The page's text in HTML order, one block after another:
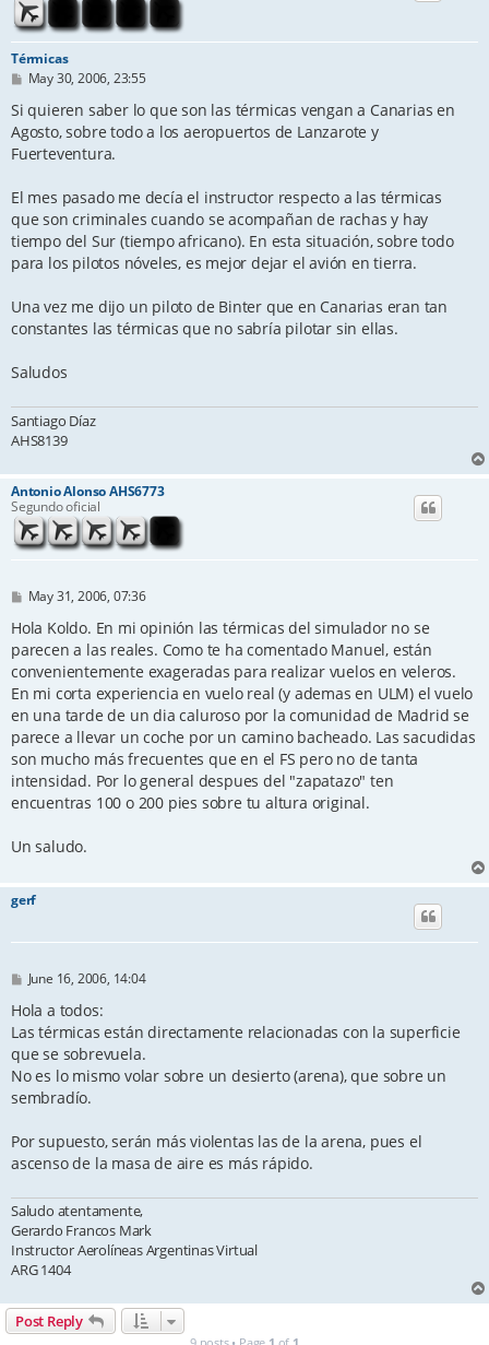
Térmicas
P
s
May 30, 2006, 23:55
Si quieren saber lo que son las térmicas vengan a Canarias en
Agosto, sobre todo a los aeropuertos de Lanzarote y
Fuerteventura.
El mes pasado me decía el instructor respecto a las térmicas
que son criminales cuando se acompañan de rachas y hay
tiempo del Sur (tiempo africano). En esta situación, sobre todo
para los pilotos nóveles, es mejor dejar el avión en tierra.
Una vez me dijo un piloto de Binter que en Canarias eran tan
constantes las térmicas que no sabría pilotar sin ellas.
Saludos
Santiago Díaz
AHS8139
Antonio Alonso AHS6773
Segundo oficial
P
s
May 31, 2006, 07:36
Hola Koldo. En mi opinión las térmicas del simulador no se
parecen a las reales. Como te ha comentado Manuel, están
convenientemente exageradas para realizar vuelos en veleros.
En mi corta experiencia en vuelo real (y ademas en ULM) el vuelo
en una tarde de un dia caluroso por la comunidad de Madrid se
parece a llevar un coche por un camino bacheado. Las sacudidas
son mucho más frecuentes que en el FS pero no de tanta
intensidad. Por lo general despues del "zapatazo" ten
encuentras 100 o 200 pies sobre tu altura original.
Un saludo.
gerf
P
s
June 16, 2006, 14:04
Hola a todos:
Las térmicas están directamente relacionadas con la superficie
que se sobrevuela.
No es lo mismo volar sobre un desierto (arena), que sobre un
sembradío.
Por supuesto, serán más violentas las de la arena, pues el
ascenso de la masa de aire es más rápido.
Saludo atentamente,
Gerardo Francos Mark
Instructor Aerolíneas Argentinas Virtual
ARG 1404
Post Reply